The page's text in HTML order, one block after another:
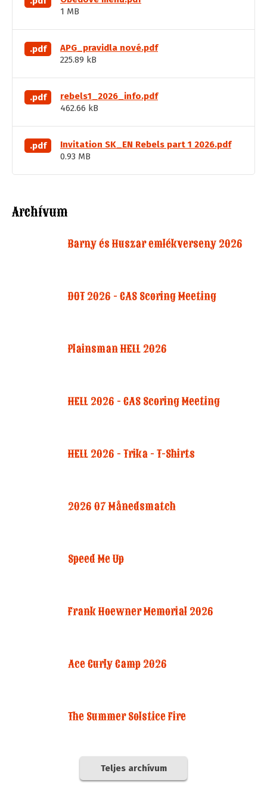
1 MB
.pdf
APG_pravidla nové.pdf
225.89 kB
.pdf
rebels1_2026_info.pdf
462.66 kB
.pdf
Invitation SK_EN Rebels part 1 2026.pdf
0.93 MB
Archívum
Barny és Huszar emlékverseny 2026
DOT 2026 - CAS Scoring Meeting
Plainsman HELL 2026
HELL 2026 - CAS Scoring Meeting
HELL 2026 - Trika - T-Shirts
2026 07 Månedsmatch
Speed Me Up
Frank Hoewner Memorial 2026
Ace Curly Camp 2026
The Summer Solstice Fire
Teljes archívum